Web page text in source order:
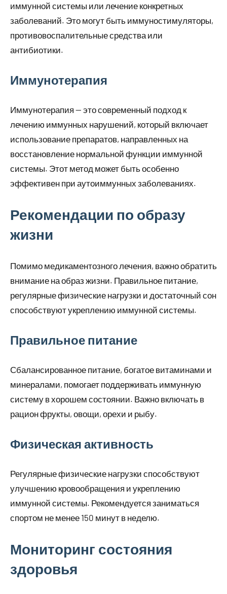
иммунной системы или лечение конкретных
заболеваний. Это могут быть иммуностимуляторы,
противовоспалительные средства или
антибиотики.
Иммунотерапия
Иммунотерапия — это современный подход к
лечению иммунных нарушений, который включает
использование препаратов, направленных на
восстановление нормальной функции иммунной
системы. Этот метод может быть особенно
эффективен при аутоиммунных заболеваниях.
Рекомендации по образу
жизни
Помимо медикаментозного лечения, важно обратить
внимание на образ жизни. Правильное питание,
регулярные физические нагрузки и достаточный сон
способствуют укреплению иммунной системы.
Правильное питание
Сбалансированное питание, богатое витаминами и
минералами, помогает поддерживать иммунную
систему в хорошем состоянии. Важно включать в
рацион фрукты, овощи, орехи и рыбу.
Физическая активность
Регулярные физические нагрузки способствуют
улучшению кровообращения и укреплению
иммунной системы. Рекомендуется заниматься
спортом не менее 150 минут в неделю.
Мониторинг состояния
здоровья